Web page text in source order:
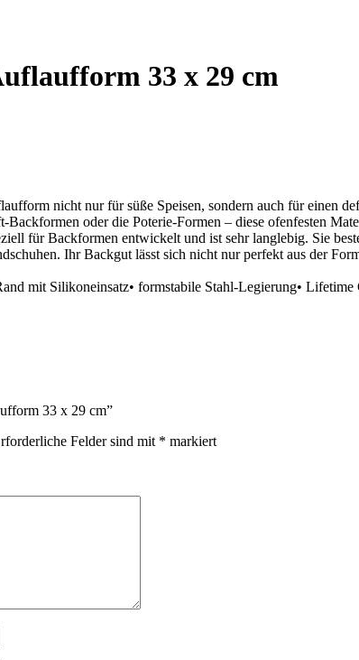
33 x 29 cm
nicht nur für süße Speisen, sondern auch für einen
oder die Poterie-Formen – diese ofenfesten
für Backformen entwickelt und ist sehr langlebig. Sie
Ihr Backgut lässt sich nicht nur perfekt aus der
mit Silikoneinsatz• formstabile Stahl-Legierung•
33 x 29 cm”
Felder sind mit * markiert